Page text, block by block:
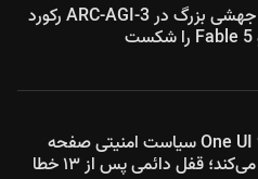
کلاد Opus 5 با جهشی بزرگ در ARC-AGI-3 رکورد
سامسونگ در One UI 9 سیاست امنیتی صفحه
قفل دائمی پس از ۱۳ خطا